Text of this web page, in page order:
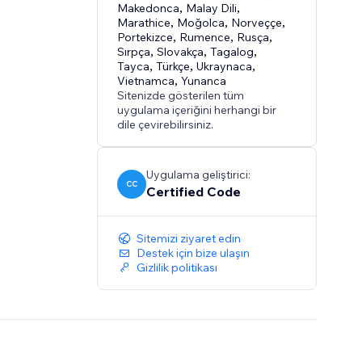
Makedonca, Malay Dili,
Marathice, Moğolca, Norveççe,
Portekizce, Rumence, Rusça,
Sırpça,Slovakça,Tagalog,
Tayca,Türkçe,Ukraynaca,
Vietnamca,Yunanca
Sitenizde gösterilen tüm
uygulama içeriğini herhangi bir
dile çevirebilirsiniz.
CC
Uygulama geliştirici:
Certified Code
Sitemizi ziyaret edin
Destek için bize ulaşın
Gizlilik politikası